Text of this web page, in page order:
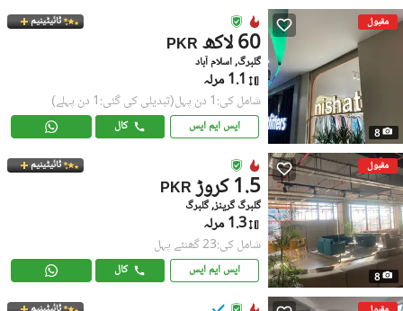
مقبول
8
ٹائیٹینیم
PKR 60 لاکھ
گلبرگ, اسلام آباد
1.1 مرلہ
شامل کی:1 دن پہل (تبدیلی کی گئی:1 دن پہلے)
ایس ایم ایس کال
مقبول
8
ٹائیٹینیم
PKR 1.5 کروڑ
گلبرگ گرینز, گلبرگ
1.3 مرلہ
شامل کی:23 گھنٹے پہل
ایس ایم ایس کال